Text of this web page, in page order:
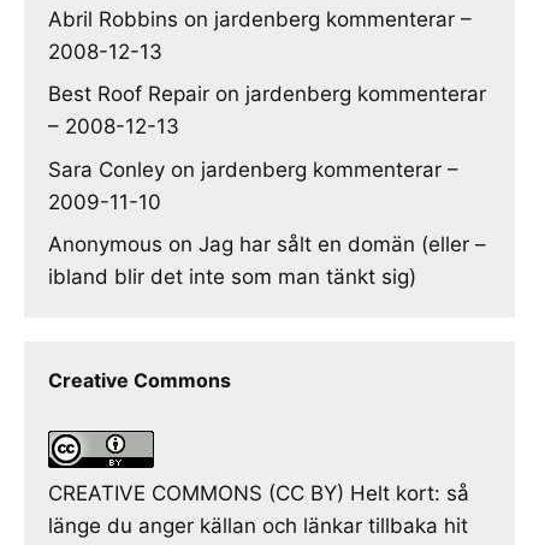
Abril Robbins on jardenberg kommenterar –
2008-12-13
Best Roof Repair on jardenberg kommenterar
– 2008-12-13
Sara Conley on jardenberg kommenterar –
2009-11-10
Anonymous on Jag har sålt en domän (eller –
ibland blir det inte som man tänkt sig)
Creative Commons
CREATIVE COMMONS (CC BY) Helt kort: så
länge du anger källan och länkar tillbaka hit